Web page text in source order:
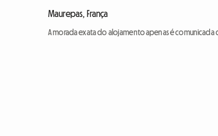
Maurepas, França
A morada exata do alojamento apenas é comunicada